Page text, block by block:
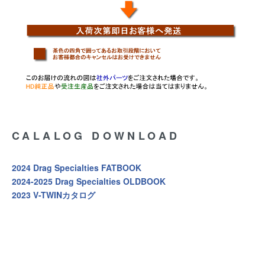
CALALOG DOWNLOAD
2024 Drag Specialties FATBOOK
2024-2025 Drag Specialties OLDBOOK
2023 V-TWINカタログ